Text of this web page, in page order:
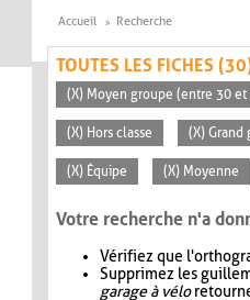
Accueil Recherche
TOUTES LES FICHES
(X) Moyen groupe (entre 30 et
(X) Hors classe (X) Grand
(X) Équipe (X) Moyenne
Votre recherche n'a
Vérifiez que
Supprimez les
garage à vélo